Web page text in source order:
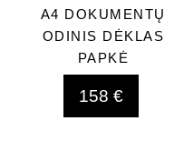
A4 DOKUMENTŲ
ODINIS DĖKLAS
PAPKĖ
158 €